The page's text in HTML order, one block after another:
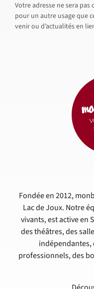
Fondée en 2012,
Lac de Joux. Notre
vivants, est active en
des théâtres, des
indépendantes,
professionnels, des
Votre adresse ne sera
pour un autre usage que
venir ou d’actualités en